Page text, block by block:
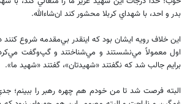
بدر و احد، با شهداي كربلا محشور كند ان‌شاءالله.
اين خلاف رويه ايشان بود كه اينقدر بي‌مقدمه شروع
اول معمولاً مي‌نشستند و مي‌شناختند و گپ‌و‌گفت
برايم جالب شد كه نگفتند «شهيدتان»، گفتند «شهيد ما».
البته فرصت شد تا من خودم هم چهره‌ رهبر را ببينم؛